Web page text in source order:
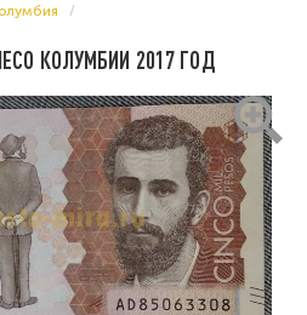
КОЛУМБИИ 2017 ГОД